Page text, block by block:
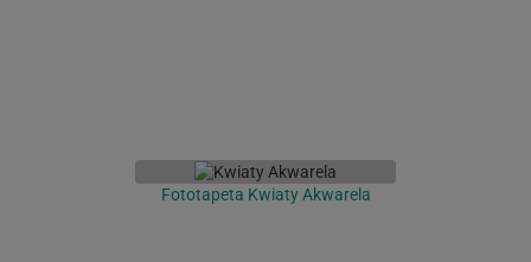
Fototapeta Kwiaty Akwarela